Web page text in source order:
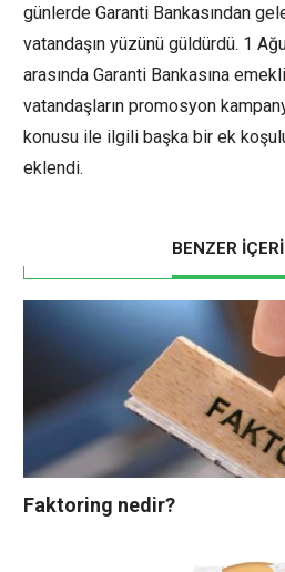
günlerde Garanti Bankasından
vatandaşın yüzünü güldürdü. 1
arasında Garanti Bankasına
vatandaşların promosyon
konusu ile ilgili başka bir ek
eklendi.
BENZER
Faktoring nedir?